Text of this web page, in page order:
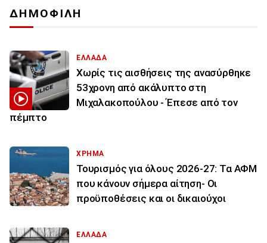
ΔΗΜΟΦΙΛΗ
ΕΛΛΑΔΑ
Χωρίς τις αισθήσεις της ανασύρθηκε
53χρονη από ακάλυπτο στη
Μιχαλακοπούλου - Έπεσε από τον
πέμπτο
ΧΡΗΜΑ
Τουρισμός για όλους 2026-27: Τα ΑΦΜ
που κάνουν σήμερα αίτηση- Οι
προϋποθέσεις και οι δικαιούχοι
ΕΛΛΑΔΑ